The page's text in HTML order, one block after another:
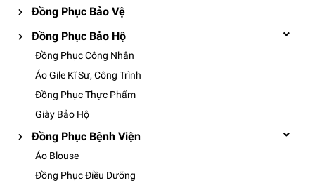
Đồng Phục Bảo Vệ
Đồng Phục Bảo Hộ
Đồng Phục Công Nhân
Áo Gile Kĩ Sư, Công Trình
Đồng Phục Thực Phẩm
Giày Bảo Hộ
Đồng Phục Bệnh Viện
Áo Blouse
Đồng Phục Điều Dưỡng